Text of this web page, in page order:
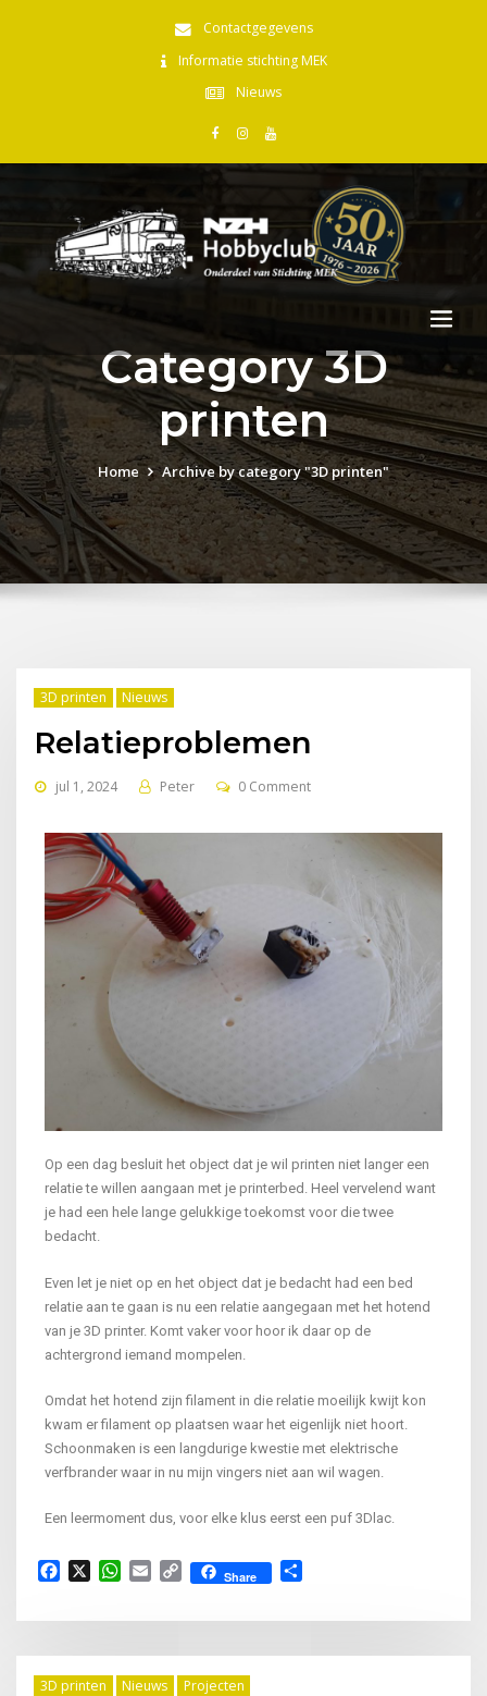
Contactgegevens
Informatie stichting MEK
Nieuws
Category 3D
printen
Home Archive by category "3D printen"
3D printen Nieuws
Relatieproblemen
jul 1, 2024 Peter 0 Comment
Op een dag besluit het object dat je wil printen niet langer een
relatie te willen aangaan met je printerbed. Heel vervelend want
je had een hele lange gelukkige toekomst voor die twee
bedacht.
Even let je niet op en het object dat je bedacht had een bed
relatie aan te gaan is nu een relatie aangegaan met het hotend
van je 3D printer. Komt vaker voor hoor ik daar op de
achtergrond iemand mompelen.
Omdat het hotend zijn filament in die relatie moeilijk kwijt kon
kwam er filament op plaatsen waar het eigenlijk niet hoort.
Schoonmaken is een langdurige kwestie met elektrische
verfbrander waar in nu mijn vingers niet aan wil wagen.
Een leermoment dus, voor elke klus eerst een puf 3Dlac.
FacebookWhatsApp
EmailCopy Share
3D printen Nieuws Projecten